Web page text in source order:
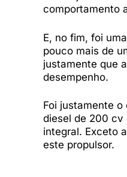
comportamento
E, no fim, foi
pouco mais de
justamente que
desempenho.
Foi justamente
diesel de 200 cv
integral. Exceto
este propulsor.